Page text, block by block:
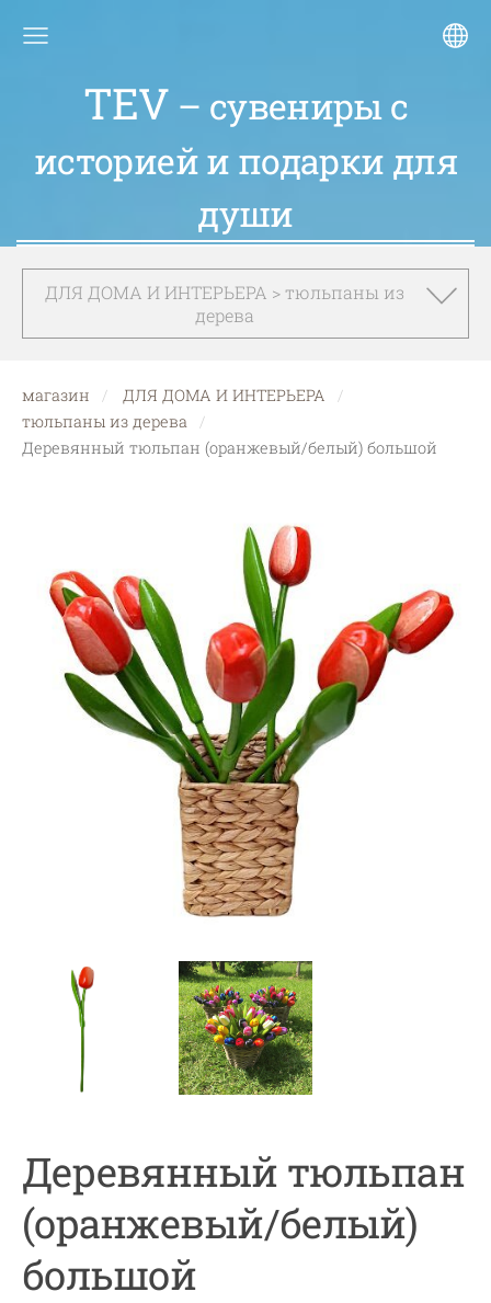
TEV – сувениры с
историей и подарки для
души
ДЛЯ ДОМА И ИНТЕРЬЕРА > тюльпаны из
дерева
магазин
ДЛЯ ДОМА И ИНТЕРЬЕРА
тюльпаны из дерева
Деревянный тюльпан (оранжевый/белый) большой
Деревянный тюльпан
(оранжевый/белый)
большой